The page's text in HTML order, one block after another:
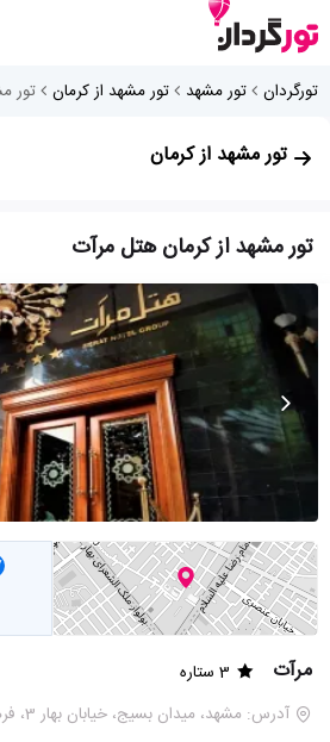
تورگردان تور مشهد تور مشهد از کرمان تور
تور مشهد از کرمان
تور مشهد از کرمان هتل مرآت
مرآت
3 ستاره
آدرس: مشهد، میدان بسیج، خیابان بهار 3، فرهنگ 12